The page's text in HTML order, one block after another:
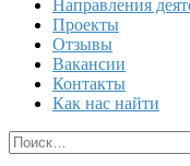
content
Направления
Проекты
Отзывы
Вакансии
Контакты
Как нас найти
Найти: